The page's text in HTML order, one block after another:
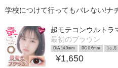
学校につけて行ってもバレない!ナ
超モテコンウルトラ
最初のブラウン
DIA 14.0mm BC 8.6mm 1ヶ月
¥1,650